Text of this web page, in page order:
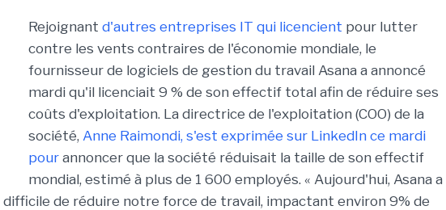
Rejoignant d'autres entreprises IT qui licencient pour lutter
contre les vents contraires de l'économie mondiale, le
fournisseur de logiciels de gestion du travail Asana a annoncé
mardi qu'il licenciait 9 % de son effectif total afin de réduire ses
coûts d'exploitation. La directrice de l'exploitation (COO) de la
société, Anne Raimondi, s'est exprimée sur LinkedIn ce mardi
pour annoncer que la société réduisait la taille de son effectif
mondial, estimé à plus de 1 600 employés. « Aujourd'hui, Asana a
difficile de réduire notre force de travail, impactant environ 9% de